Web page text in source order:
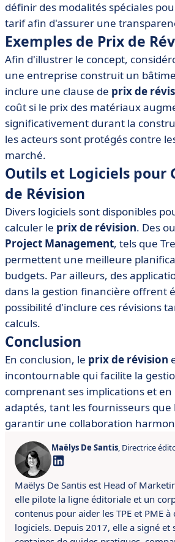
définir des modalités spéciales
tarif afin d'assurer une
Exemples de Prix de
Afin d'illustrer le concept,
une entreprise construit un
inclure une clause de prix de
coût si le prix des matériaux
significativement durant la
les acteurs sont protégés contre
marché.
Outils et Logiciels pour
de Révision
Divers logiciels sont disponibles
calculer le prix de révision. Des
Project Management, tels que
permettent une meilleure
budgets. Par ailleurs, des
dans la gestion financière offrent
possibilité d'inclure ces révisions
calculs.
Conclusion
En conclusion, le prix de révision
incontournable qui facilite la
comprenant ses implications et
adaptés, tant les fournisseurs
garantir une collaboration
Maëlys De Santis, Directrice
Maëlys De Santis est Head of
elle pilote la ligne éditoriale et un
contenus pour aider les TPE et PME
logiciels. Depuis 2017, elle a signé et